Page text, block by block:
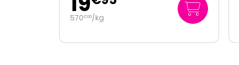
570€00/kg